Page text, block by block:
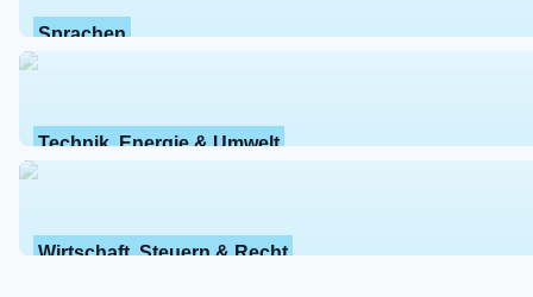
Sprachen
Technik, Energie & Umwelt
Wirtschaft, Steuern & Recht